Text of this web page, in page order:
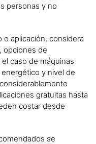
personas y no
aplicación, considera
opciones de
caso de máquinas
y nivel de
gratuitas hasta
costar desde
se